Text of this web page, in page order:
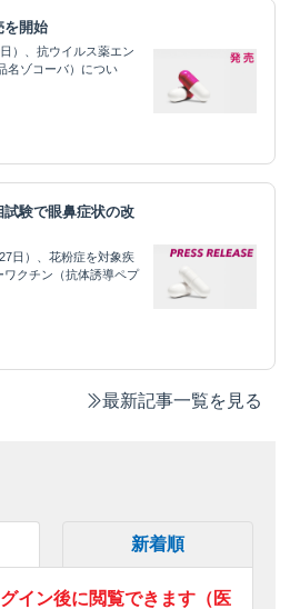
を開始
）、抗ウイルス薬エン
名ゾコーバ）につい
験で眼鼻症状の改
日）、花粉症を対象疾
ワクチン（抗体誘導ペプ
最新記事一覧を見る
新着順
イン後に閲覧できます（医